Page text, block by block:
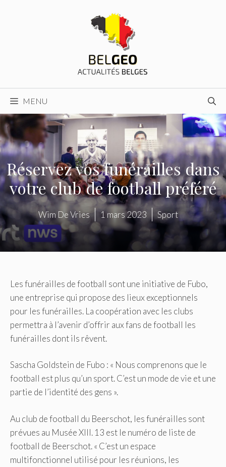
MENU
Réservez vos funérailles dans
votre club de football préféré
Wim De Vries 1 mars 2023 Sport
Les funérailles de football sont une initiative de Fubo,
une entreprise qui propose des lieux exceptionnels
pour les funérailles. La coopération avec les clubs
permettra à l’avenir d’offrir aux fans de football les
funérailles dont ils rêvent.
Sascha Goldstein de Fubo : « Nous comprenons que le
football est plus qu’un sport.C’est un mode de vie et une
partie de l’identité des gens ».
Au club de football du Beerschot, les funérailles sont
prévues au Musée XIII. 13 est le numéro de liste de
football de Beerschot.« C’est un espace
multifonctionnel utilisé pour les réunions, les